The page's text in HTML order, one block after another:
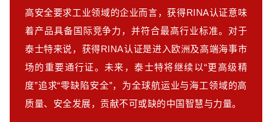
高安全要求工业领域的企业而言，获得RINA认证意味
着产品具备国际竞争力，并符合最高行业标准。对于
泰士特来说，获得RINA认证是进入欧洲及高端海事市
场的重要通行证。未来，泰士特将继续以“更高级精
度”追求“零缺陷安全”，为全球航运业与海工领域的高
质量、安全发展，贡献不可或缺的中国智慧与力量。